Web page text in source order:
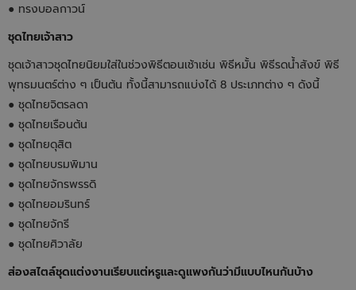
● ทรงบอลกาวน์
ชุดไทยเจ้าสาว
ชุดเจ้าสาวชุดไทยนิยมใส่ในช่วงพิธีตอนเช้าเช่น พิธีหมั้น พิธีรดน้ำสังข์ พิธี
พุทธมนตร์ต่าง ๆ เป็นต้น ทั้งนี้สามารถแบ่งได้ 8 ประเภทต่าง ๆ ดังนี้
● ชุดไทยจิตรลดา
● ชุดไทยเรือนต้น
● ชุดไทยดุสิต
● ชุดไทยบรมพิมาน
● ชุดไทยจักรพรรดิ
● ชุดไทยอมรินทร์
● ชุดไทยจักรี
● ชุดไทยศิวาลัย
ส่องสไตล์ชุดแต่งงานเรียบแต่หรูและดูแพงกันว่ามีแบบไหนกันบ้าง